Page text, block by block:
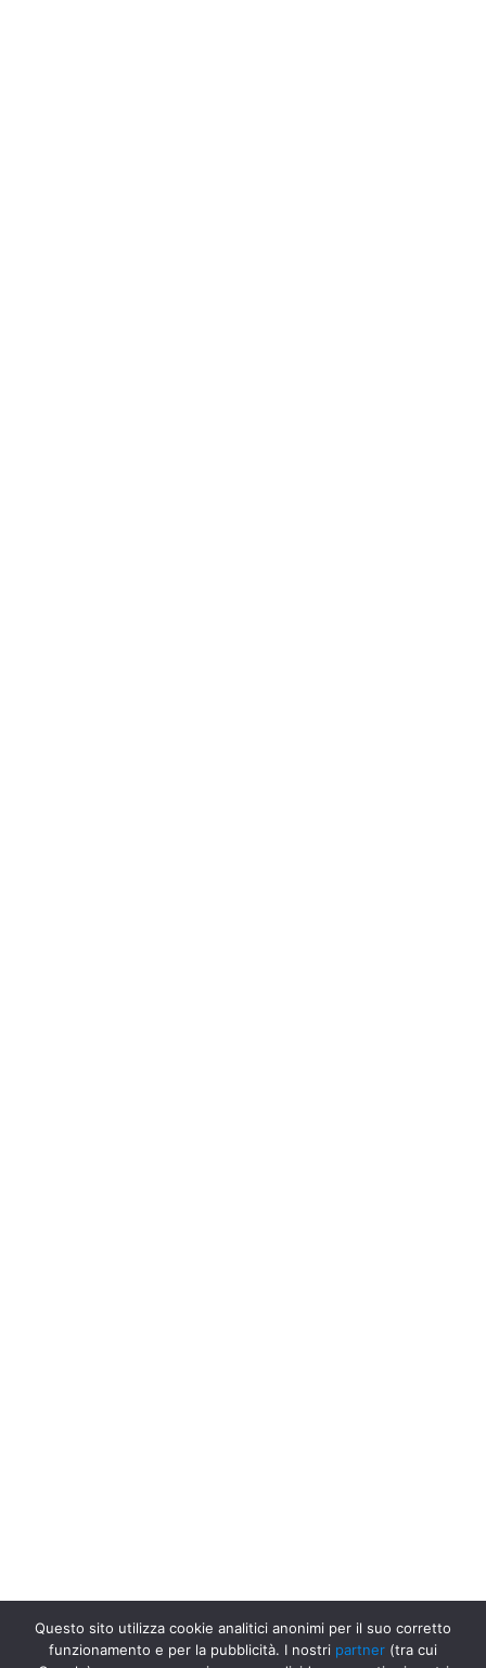
Uffici Postali in Italia Uffici Postali a L&apos;Aquila Poste Italiane,
Questo sito utilizza cookie analitici anonimi per il suo corretto
funzionamento e per la pubblicità. I nostri partner (tra cui